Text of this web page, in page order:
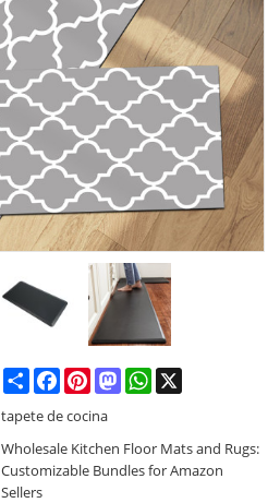
ShareFacebookPinterestMastodonWhatsApp
tapete de cocina
Wholesale Kitchen Floor Mats and Rugs:
Customizable Bundles for Amazon
Sellers